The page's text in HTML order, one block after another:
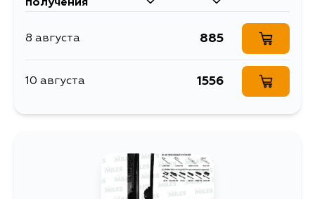
получения
8 августа 885
10 августа 1556